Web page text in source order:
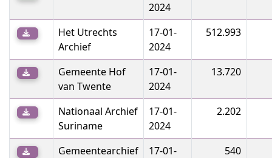
2024
Het Utrechts
Archief
17-01-
2024
512.993
Gemeente Hof
van Twente
17-01-
2024
13.720
Nationaal Archief
Suriname
17-01-
2024
2.202
Gemeentearchief
17-01-
540